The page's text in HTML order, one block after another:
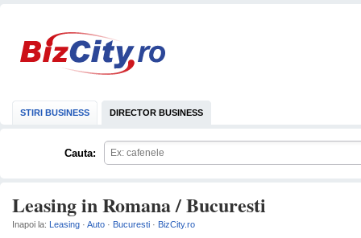
STIRI BUSINESS DIRECTOR BUSINESS
Cauta:
Leasing in Romana / Bucuresti
Inapoi la: Leasing · Auto · Bucuresti · BizCity.ro